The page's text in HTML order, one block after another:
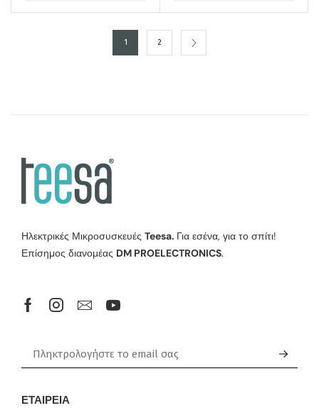
1 2
Ηλεκτρικές Μικροσυσκευές Teesa. Για εσένα, για το σπίτι!
Επίσημος διανομέας DM PROELECTRONICS.
ΕΤΑΙΡΕΊΑ